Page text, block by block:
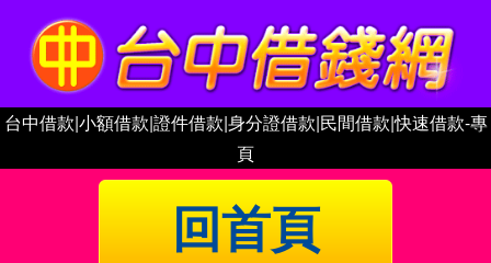
台中借款|小額借款|證件借款|身分證借款|民間借款|快速借款-專
頁
回首頁